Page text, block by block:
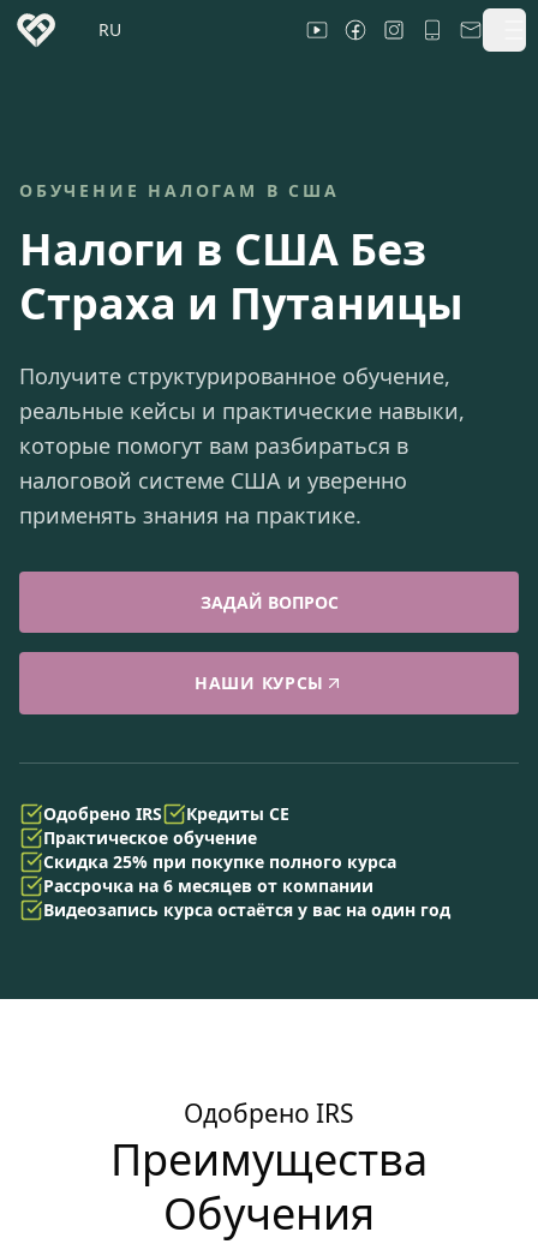
RU
ОБУЧЕНИЕ НАЛОГАМ В США
Налоги в США Без
Страха и Путаницы
Получите структурированное обучение,
реальные кейсы и практические навыки,
которые помогут вам разбираться в
налоговой системе США и уверенно
применять знания на практике.
ЗАДАЙ ВОПРОС
НАШИ КУРСЫ
Одобрено IRS
Кредиты CE
Практическое обучение
Скидка 25% при покупке полного курса
Рассрочка на 6 месяцев от компании
Видеозапись курса остаётся у вас на один год
Одобрено IRS
Преимущества
Обучения